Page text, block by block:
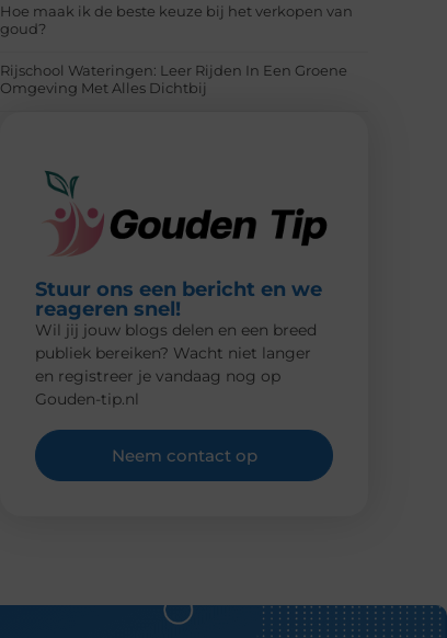
Hoe maak ik de beste keuze bij het verkopen van
goud?
Rijschool Wateringen: Leer Rijden In Een Groene
Omgeving Met Alles Dichtbij
Stuur ons een bericht en we
reageren snel!
Wil jij jouw blogs delen en een breed
publiek bereiken? Wacht niet langer
en registreer je vandaag nog op
Gouden-tip.nl
Neem contact op